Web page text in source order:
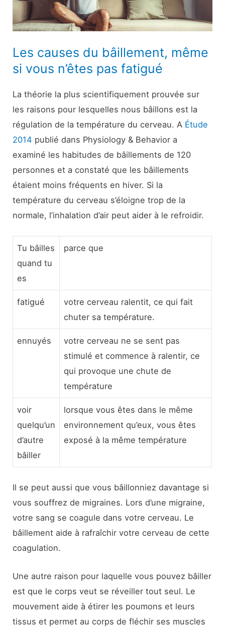
Les causes du bâillement, même
si vous n’êtes pas fatigué
La théorie la plus scientifiquement prouvée sur
les raisons pour lesquelles nous bâillons est la
régulation de la température du cerveau. A Étude
2014 publié dans Physiology & Behavior a
examiné les habitudes de bâillements de 120
personnes et a constaté que les bâillements
étaient moins fréquents en hiver. Si la
température du cerveau s’éloigne trop de la
normale, l’inhalation d’air peut aider à le refroidir.
Tu bâilles
quand tu
es
parce que
fatigué
votre cerveau ralentit, ce qui fait
chuter sa température.
ennuyés
votre cerveau ne se sent pas
stimulé et commence à ralentir, ce
qui provoque une chute de
température
voir
quelqu’un
d’autre
bâiller
lorsque vous êtes dans le même
environnement qu’eux, vous êtes
exposé à la même température
Il se peut aussi que vous bâillonniez davantage si
vous souffrez de migraines. Lors d’une migraine,
votre sang se coagule dans votre cerveau. Le
bâillement aide à rafraîchir votre cerveau de cette
coagulation.
Une autre raison pour laquelle vous pouvez bâiller
est que le corps veut se réveiller tout seul. Le
mouvement aide à étirer les poumons et leurs
tissus et permet au corps de fléchir ses muscles